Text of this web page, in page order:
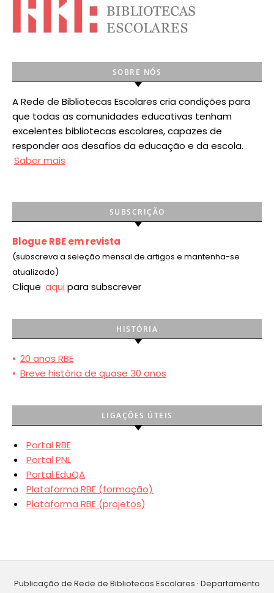
SOBRE NÓS
A Rede de Bibliotecas Escolares cria condições para
que todas as comunidades educativas tenham
excelentes bibliotecas escolares, capazes de
responder aos desafios da educação e da escola.
Saber mais
SUBSCRIÇÃO
Blogue RBE em revista
(subscreva a seleção mensal de artigos e mantenha-se
atualizado)
Clique aqui para subscrever
HISTÓRIA
• 20 anos RBE
• Breve história de quase 30 anos
LIGAÇÕES ÚTEIS
Portal RBE
Portal PNL
Portal EduQA
Plataforma RBE (formação)
Plataforma RBE (projetos)
Publicação de Rede de Bibliotecas Escolares · Departamento